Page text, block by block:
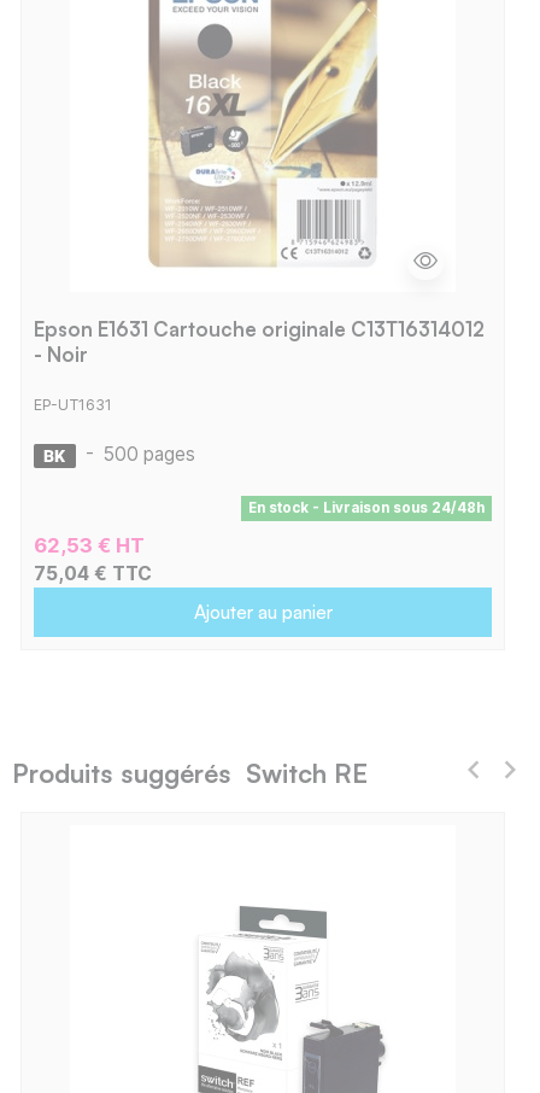
Epson E1631 Cartouche originale C13T16314012
- Noir
EP-UT1631
- 500 pages
En stock - Livraison sous 24/48h
62,53 € HT
75,04 € TTC
Ajouter au panier
Produits suggérés Switch RE